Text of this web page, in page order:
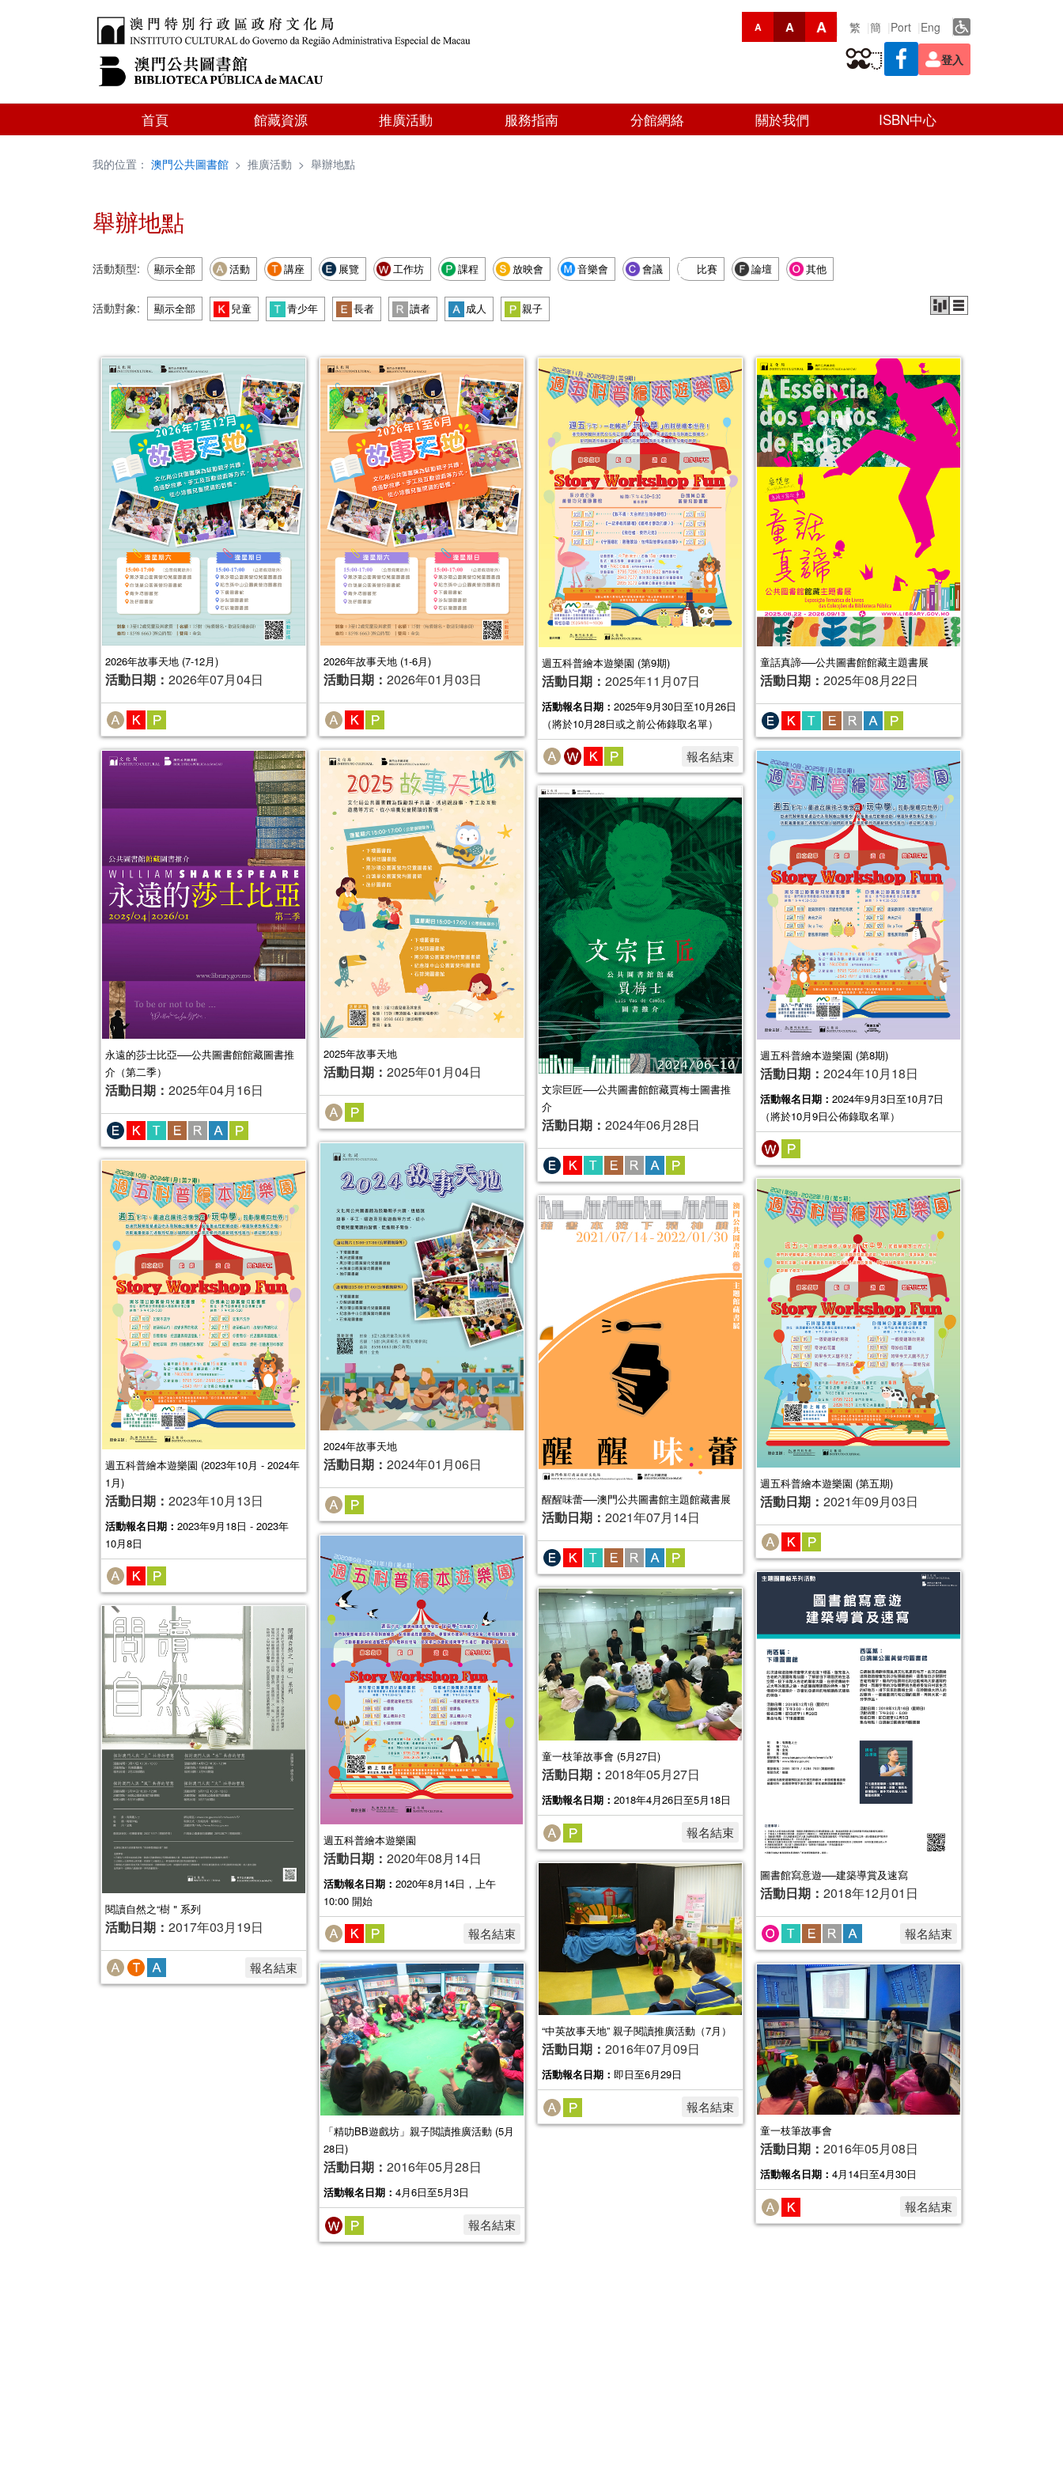
A A A 繁 簡 Port Eng
登入
首頁 館藏資源 推廣活動 服務指南 分館網絡 關於我們 ISBN中心
我的位置： 澳門公共圖書館 > 推廣活動 > 舉辦地點
舉辦地點
活動類型: 顯示全部 活動 講座 展覽 工作坊 課程 放映會 音樂會 會議 比賽 論壇 其他
活動對象: 顯示全部 兒童 青少年 長者 讀者 成人 親子
2026年故事天地 (7-12月)
活動日期： 2026年07月04日
2026年故事天地 (1-6月)
活動日期： 2026年01月03日
週五科普繪本遊樂園 (第9期)
活動日期： 2025年11月07日
活動報名日期： 2025年9月30日至10月26日
（將於10月28日或之前公佈錄取名單）
報名結束
童話真諦──公共圖書館館藏主題書展
活動日期： 2025年08月22日
永遠的莎士比亞──公共圖書館館藏圖書推
介（第二季）
活動日期： 2025年04月16日
2025年故事天地
活動日期： 2025年01月04日
週五科普繪本遊樂園 (第8期)
活動日期： 2024年10月18日
活動報名日期： 2024年9月3日至10月7日
（將於10月9日公佈錄取名單）
文宗巨匠──公共圖書館館藏賈梅士圖書推
介
活動日期： 2024年06月28日
2024年故事天地
活動日期： 2024年01月06日
週五科普繪本遊樂園 (2023年10月 - 2024年
1月)
活動日期： 2023年10月13日
活動報名日期： 2023年9月18日 - 2023年
10月8日
週五科普繪本遊樂園 (第五期)
活動日期： 2021年09月03日
醒醒味蕾──澳門公共圖書館主題館藏書展
活動日期： 2021年07月14日
週五科普繪本遊樂園
活動日期： 2020年08月14日
活動報名日期： 2020年8月14日，上午
10:00 開始
報名結束
圖書館寫意遊──建築導賞及速寫
活動日期： 2018年12月01日
報名結束
童一枝筆故事會 (5月27日)
活動日期： 2018年05月27日
活動報名日期： 2018年4月26日至5月18日
報名結束
閱讀自然之“樹＂系列
活動日期： 2017年03月19日
報名結束
“中英故事天地” 親子閱讀推廣活動（7月）
活動日期： 2016年07月09日
活動報名日期： 即日至6月29日
報名結束
「精叻BB遊戲坊」親子閲讀推廣活動 (5月
28日)
活動日期： 2016年05月28日
活動報名日期： 4月6日至5月3日
報名結束
童一枝筆故事會
活動日期： 2016年05月08日
活動報名日期： 4月14日至4月30日
報名結束